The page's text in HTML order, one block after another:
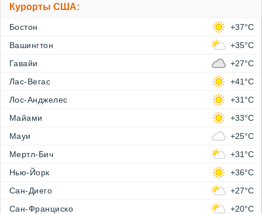
Курорты США:
Бостон
+37°C
Вашингтон
+35°C
Гавайи
+27°C
Лас-Вегас
+41°C
Лос-Анджелес
+31°C
Майами
+33°C
Мауи
+25°C
Мертл-Бич
+31°C
Нью-Йорк
+36°C
Сан-Диего
+27°C
Сан-Франциско
+20°C